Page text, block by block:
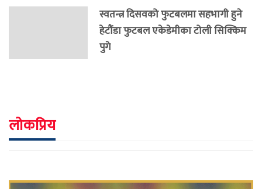
स्वतन्त्र दिसवको फुटबलमा सहभागी हुने
हेटौंडा फुटबल एकेडेमीका टोली सिक्किम
पुगे
लोकप्रिय